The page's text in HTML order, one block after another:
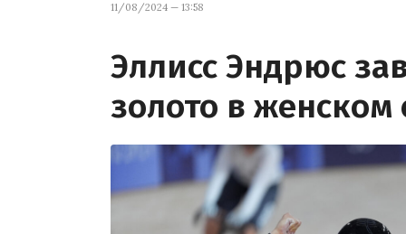
11/08/2024 — 13:58
Эллисс Эндрюс
золото в женском